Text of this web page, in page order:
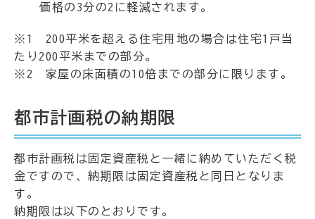
価格の3分の2に軽減されます。
※1 200平米を超える住宅用地の場合は住宅1戸当
たり200平米までの部分。
※2 家屋の床面積の10倍までの部分に限ります。
都市計画税の納期限
都市計画税は固定資産税と一緒に納めていただく税
金ですので、納期限は固定資産税と同日となりま
す。
納期限は以下のとおりです。